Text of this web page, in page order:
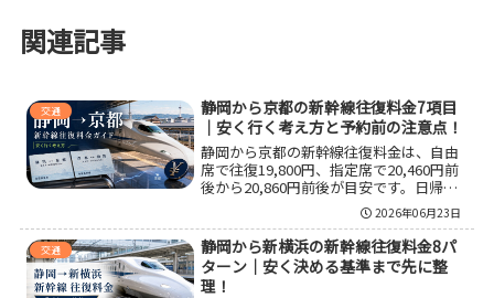
関連記事
交通
静岡から京都の新幹線往復料金7項目
｜安く行く考え方と予約前の注意点！
静岡から京都の新幹線往復料金は、自由
席で往復19,800円、指定席で20,460円前
後から20,860円前後が目安です。日帰り
は所要時間と座席確保を重視し、宿泊あ
りならホテル付きパックまで含めて総額
で比べると選びやすくなります。通常き
っぷ、早特系、予約条件の違いも整理し
て、損しにくい決め方をまとめました。
2026年06月23日
交通
静岡から新横浜の新幹線往復料金8パ
ターン｜安く決める基準まで先に整
理！